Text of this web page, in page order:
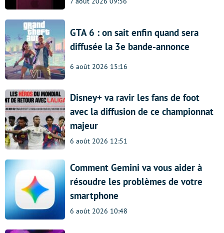
GTA 6 : on sait enfin quand sera
diffusée la 3e bande-annonce
6 août 2026 15:16
Disney+ va ravir les fans de foot
avec la diffusion de ce championnat
majeur
6 août 2026 12:51
Comment Gemini va vous aider à
résoudre les problèmes de votre
smartphone
6 août 2026 10:48